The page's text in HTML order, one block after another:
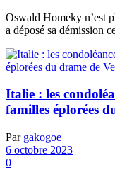
Oswald Homeky n’est
a déposé sa démission
Italie : les
familles éplorées
Par gakogoe
6 octobre 2023
0